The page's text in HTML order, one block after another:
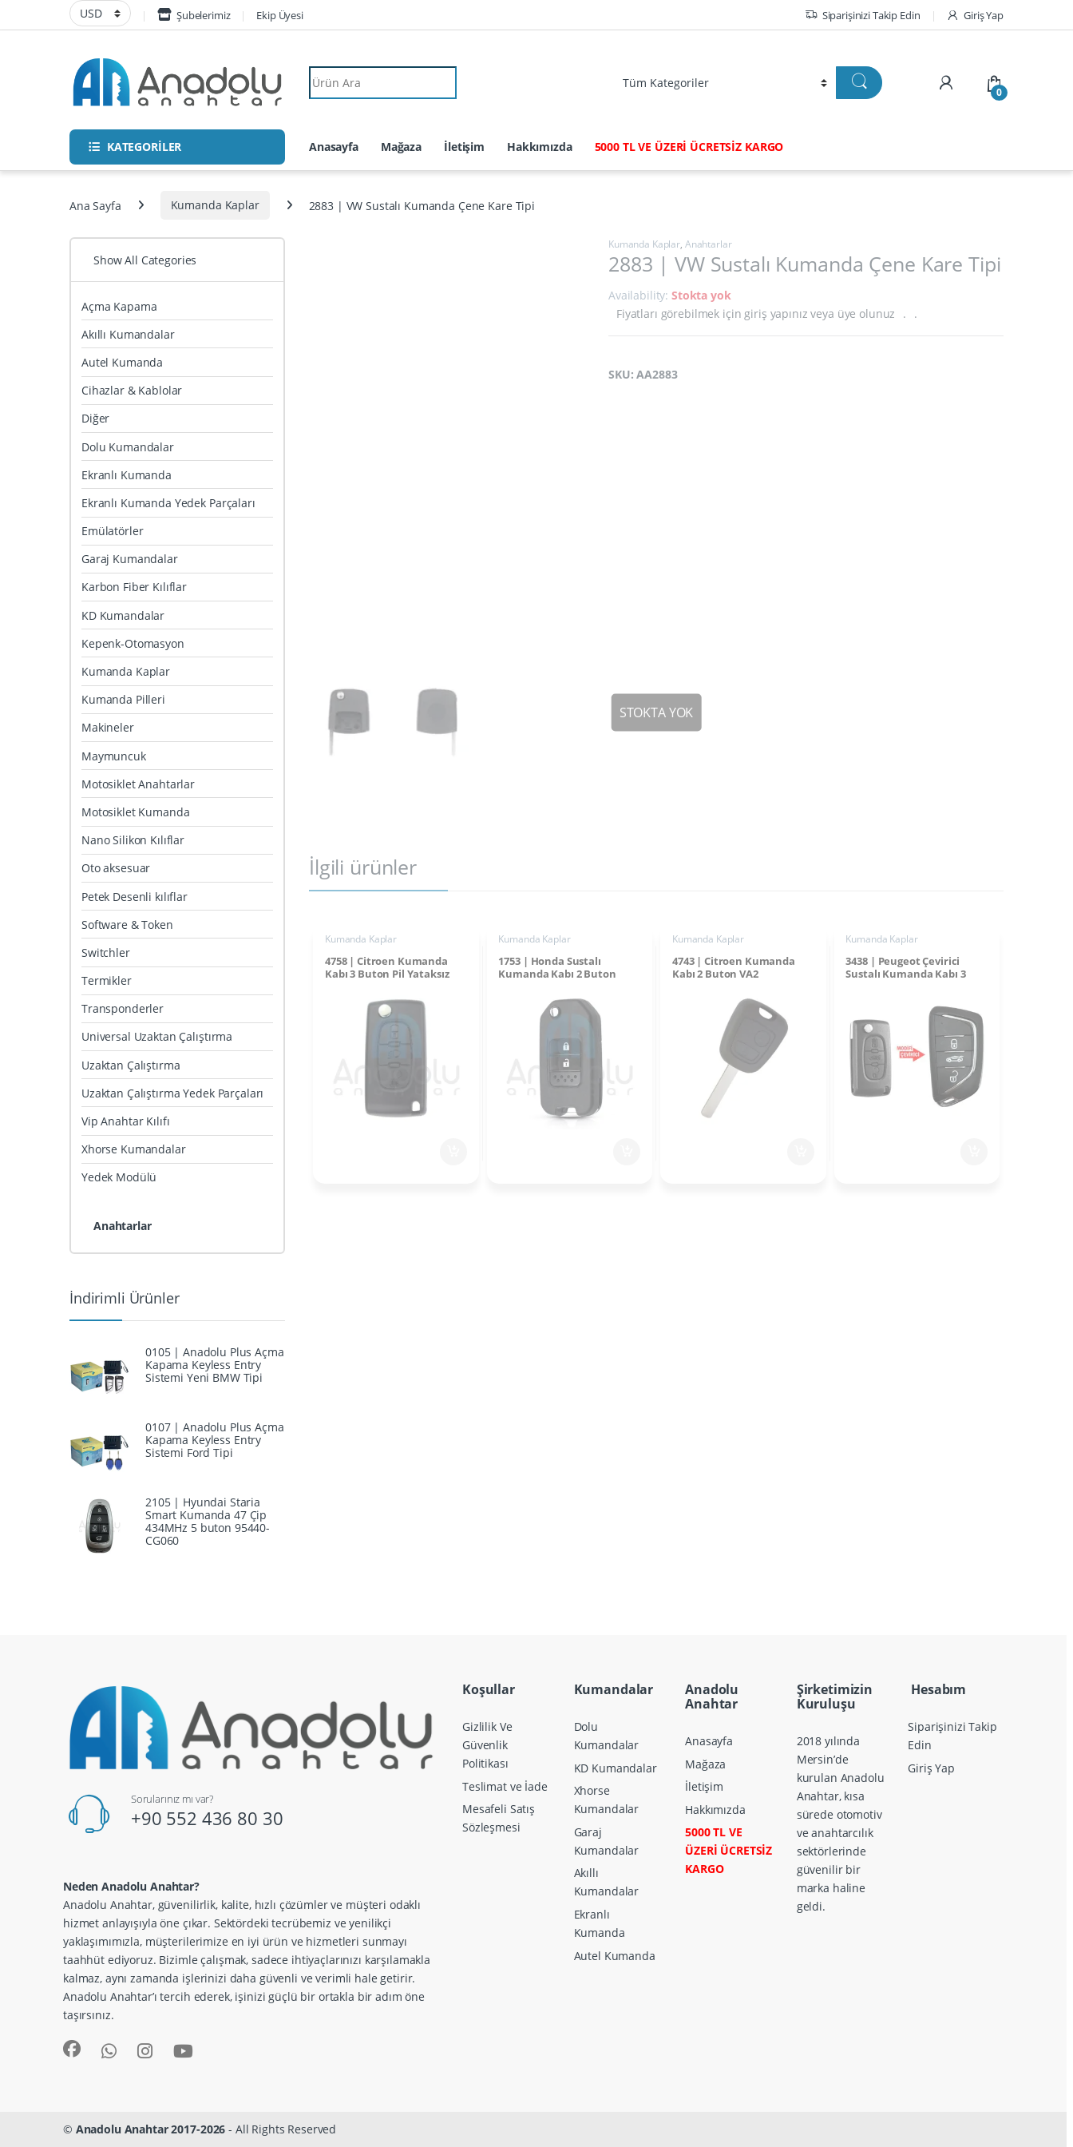
Skip to navigation
Skip to content Şubelerimiz Ekip Üyesi Siparişinizi Takip Edin Giriş Yap
Search for:
0
KATEGORİLER Anasayfa Mağaza İletişim Hakkımızda 5000 TL VE ÜZERİ ÜCRETSİZ KARGO
Ana Sayfa Kumanda Kaplar 2883 | VW Sustalı Kumanda Çene Kare Tipi
Kumanda Kaplar, Anahtarlar
2883 | VW Sustalı Kumanda Çene Kare Tipi
Availability:Stokta yok
Fiyatları görebilmek için giriş yapınız veya üye olunuz
. .
SKU: AA2883
İlgili ürünler
Kumanda Kaplar
4758 | Citroen Kumanda
Kabı 3 Buton Pil Yataksız
Kumanda Kaplar
1753 | Honda Sustalı
Kumanda Kabı 2 Buton
Kumanda Kaplar
4743 | Citroen Kumanda
Kabı 2 Buton VA2
Kumanda Kaplar
3438 | Peugeot Çevirici
Sustalı Kumanda Kabı 3
Show All Categories
Açma Kapama
Akıllı Kumandalar
Autel Kumanda
Cihazlar & Kablolar
Diğer
Dolu Kumandalar
Ekranlı Kumanda
Ekranlı Kumanda Yedek Parçaları
Emülatörler
Garaj Kumandalar
Karbon Fiber Kılıflar
KD Kumandalar
Kepenk-Otomasyon
Kumanda Kaplar
Kumanda Pilleri
Makineler
Maymuncuk
Motosiklet Anahtarlar
Motosiklet Kumanda
Nano Silikon Kılıflar
Oto aksesuar
Petek Desenli kılıflar
Software & Token
Switchler
Termikler
Transponderler
Universal Uzaktan Çalıştırma
Uzaktan Çalıştırma
Uzaktan Çalıştırma Yedek Parçaları
Vip Anahtar Kılıfı
Xhorse Kumandalar
Yedek Modülü
Anahtarlar
İndirimli Ürünler
0105 | Anadolu Plus Açma
Kapama Keyless Entry
Sistemi Yeni BMW Tipi
0107 | Anadolu Plus Açma
Kapama Keyless Entry
Sistemi Ford Tipi
2105 | Hyundai Staria
Smart Kumanda 47 Çip
434MHz 5 buton 95440-
CG060
Sorularınız mı var?
+90 552 436 80 30
Neden Anadolu Anahtar?
Anadolu Anahtar, güvenilirlik, kalite, hızlı çözümler ve müşteri odaklı
hizmet anlayışıyla öne çıkar. Sektördeki tecrübemiz ve yenilikçi
yaklaşımımızla, müşterilerimize en iyi ürün ve hizmetleri sunmayı
taahhüt ediyoruz. Bizimle çalışmak, sadece ihtiyaçlarınızı karşılamakla
kalmaz, aynı zamanda işlerinizi daha güvenli ve verimli hale getirir.
Anadolu Anahtar’ı tercih ederek, işinizi güçlü bir ortakla bir adım öne
taşırsınız.
Koşullar
Gizlilik Ve
Güvenlik
Politikası
Teslimat ve İade
Mesafeli Satış
Sözleşmesi
Kumandalar
Dolu
Kumandalar
KD Kumandalar
Xhorse
Kumandalar
Garaj
Kumandalar
Akıllı
Kumandalar
Ekranlı
Kumanda
Autel Kumanda
Anadolu
Anahtar
Anasayfa
Mağaza
İletişim
Hakkımızda
5000 TL VE
ÜZERİ ÜCRETSİZ
KARGO
Şirketimizin
Kuruluşu
2018 yılında
Mersin’de
kurulan Anadolu
Anahtar, kısa
sürede otomotiv
ve anahtarcılık
sektörlerinde
güvenilir bir
marka haline
geldi.
Hesabım
Siparişinizi Takip
Edin
Giriş Yap
© Anadolu Anahtar 2017-2026 - All Rights Reserved